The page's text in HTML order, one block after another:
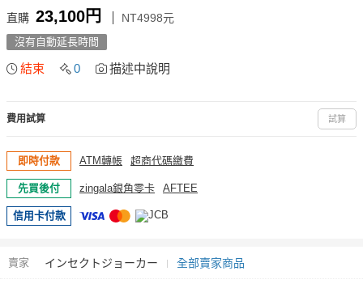
直購 23,100円 NT4998元
沒有自動延長時間
結束 0 描述中說明
費用試算 試算
即時付款 ATM轉帳 超商代碼繳費
先買後付 zingala銀角零卡 AFTEE
信用卡付款
賣家 インセクトジョーカー 全部賣家商品